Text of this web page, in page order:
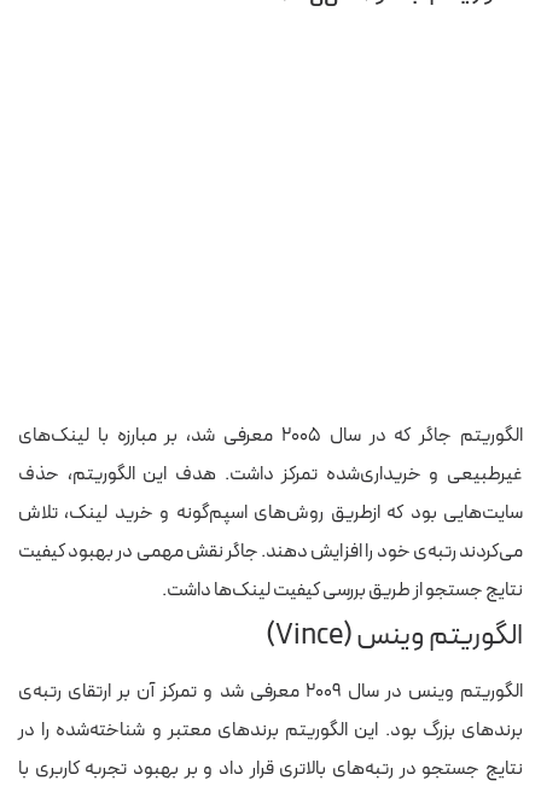
الگوریتم جاگر که در سال ۲۰۰۵ معرفی شد، بر مبارزه با لینک‌های
غیرطبیعی و خریداری‌شده تمرکز داشت. هدف این الگوریتم، حذف
سایت‌هایی بود که از‌طریق روش‌های اسپم‌گونه و خرید لینک، تلاش
می‌کردند رتبه‌ی خود را افزایش دهند. جاگر نقش مهمی در بهبود کیفیت
نتایج جستجو از طریق بررسی کیفیت لینک‌ها داشت.
الگوریتم وینس (Vince)
الگوریتم وینس در سال ۲۰۰۹ معرفی شد و تمرکز آن بر ارتقای رتبه‌ی
برندهای بزرگ بود. این الگوریتم برندهای معتبر و شناخته‌شده را در
نتایج جستجو در رتبه‌های بالاتری قرار داد و بر بهبود تجربه کاربری با